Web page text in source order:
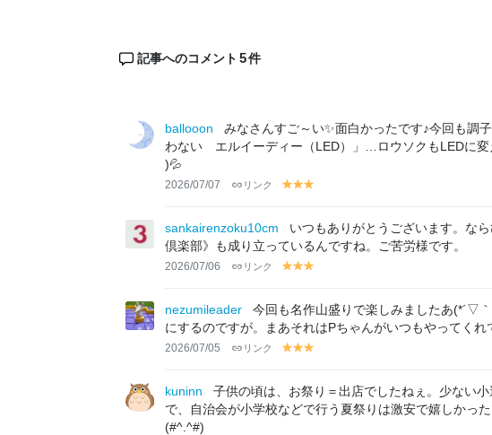
記事へのコメント 5件
ballooon
みなさんすご～い✨面白かったです♪今回も
わない エルイーディー（LED）」…ロウソクもLEDに変
)💦
2026/07/07 リンク
y
lo
w
y
lo
w
lo
w
sankairenzoku10cm
いつもありがとうございます。な
倶楽部》も成り立っているんですね。ご苦労様です。
2026/07/06 リンク
y
lo
w
y
lo
w
lo
w
nezumileader
今回も名作山盛りで楽しみましたあ(*´▽
にするのですが。まあそれはPちゃんがいつもやってくれ
2026/07/05 リンク
y
lo
w
y
lo
w
lo
w
kuninn
子供の頃は、お祭り＝出店でしたねぇ。少ない
で、自治会が小学校などで行う夏祭りは激安で嬉しかっ
(#^.^#)